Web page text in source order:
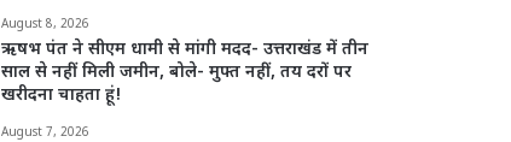
August 8, 2026
ऋषभ पंत ने सीएम धामी से मांगी मदद- उत्तराखंड में तीन
साल से नहीं मिली जमीन, बोले- मुफ्त नहीं, तय दरों पर
खरीदना चाहता हूं!
August 7, 2026